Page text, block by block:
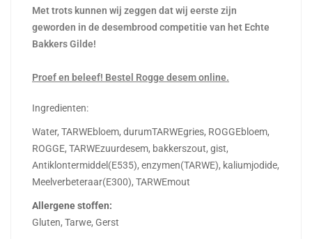
Met trots kunnen wij zeggen dat wij eerste zijn
geworden in de desembrood competitie van het Echte
Bakkers Gilde!
Proef en beleef! Bestel Rogge desem online.
Ingredienten:
Water, TARWEbloem, durumTARWEgries, ROGGEbloem,
ROGGE, TARWEzuurdesem, bakkerszout, gist,
Antiklontermiddel(E535), enzymen(TARWE), kaliumjodide,
Meelverbeteraar(E300), TARWEmout
Allergene stoffen:
Gluten, Tarwe, Gerst